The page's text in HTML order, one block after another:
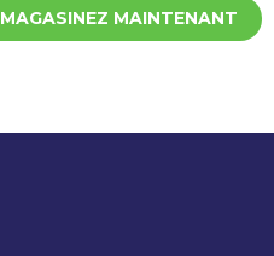
MAGASINEZ MAINTENANT